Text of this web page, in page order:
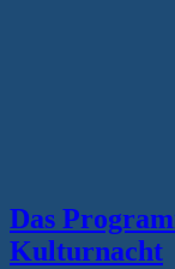
Das
Kulturnacht